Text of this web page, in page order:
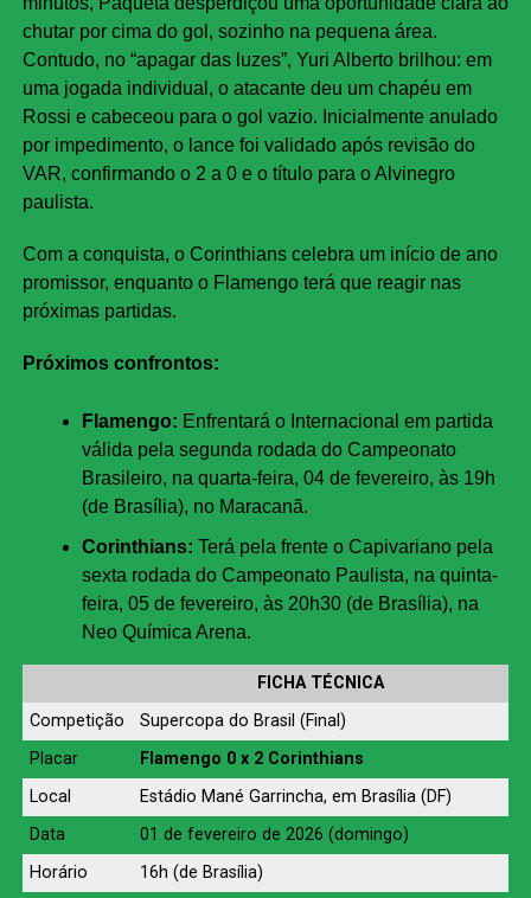
chutar por cima do gol, sozinho na pequena área.
Contudo, no “apagar das luzes”, Yuri Alberto brilhou: em
uma jogada individual, o atacante deu um chapéu em
Rossi e cabeceou para o gol vazio. Inicialmente anulado
por impedimento, o lance foi validado após revisão do
VAR, confirmando o 2 a 0 e o título para o Alvinegro
paulista.
Com a conquista, o Corinthians celebra um início de ano
promissor, enquanto o Flamengo terá que reagir nas
próximas partidas.
Próximos confrontos:
Flamengo: Enfrentará o Internacional em partida
válida pela segunda rodada do Campeonato
Brasileiro, na quarta-feira, 04 de fevereiro, às 19h
(de Brasília), no Maracanã.
Corinthians: Terá pela frente o Capivariano pela
sexta rodada do Campeonato Paulista, na quinta-
feira, 05 de fevereiro, às 20h30 (de Brasília), na
Neo Química Arena.
FICHA TÉCNICA
Competição
Supercopa do Brasil (Final)
Placar
Flamengo 0 x 2 Corinthians
Local
Estádio Mané Garrincha, em Brasília (DF)
Data
01 de fevereiro de 2026 (domingo)
Horário
16h (de Brasília)